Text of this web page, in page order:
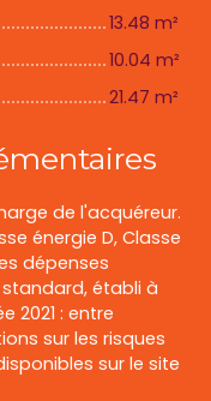
13.48 m²
10.04 m²
21.47 m²
de l'acquéreur.
énergie D, Classe
dépenses
établi à
2021 : entre
sur les risques
sur le site